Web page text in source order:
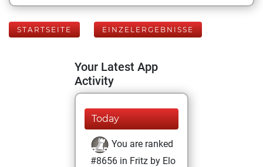
STARTSEITE EINZELERGEBNISSE
Your Latest App
Activity
Today
You are ranked
#8656 in Fritz by Elo